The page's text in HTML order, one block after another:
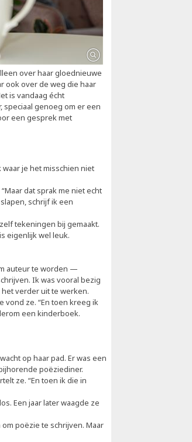
over haar gloednieuwe
ook over de weg die haar
is vandaag écht
speciaal genoeg om er een
een gesprek met
waar je het misschien niet
dat sprak me niet echt
schrijf ik een
tekeningen bij gemaakt.
eigenlijk wel leuk.
auteur te worden —
Ik was vooral bezig
het verder uit te werken.
vond ze. “En toen kreeg ik
een kinderboek.
op haar pad. Er was een
poëziediner.
ze. “En toen ik die in
Een jaar later waagde ze
poëzie te schrijven. Maar